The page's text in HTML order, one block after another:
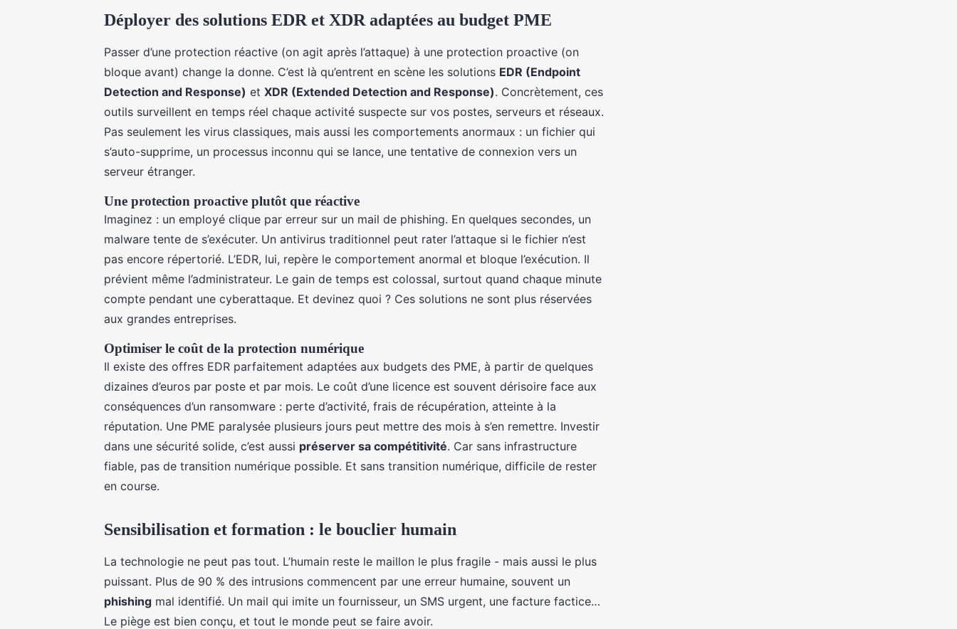
Déployer des solutions EDR et XDR adaptées au budget PME
Passer d’une protection réactive (on agit après l’attaque) à une protection proactive (on
bloque avant) change la donne. C’est là qu’entrent en scène les solutions EDR (Endpoint
Detection and Response) et XDR (Extended Detection and Response). Concrètement, ces
outils surveillent en temps réel chaque activité suspecte sur vos postes, serveurs et réseaux.
Pas seulement les virus classiques, mais aussi les comportements anormaux : un fichier qui
s’auto-supprime, un processus inconnu qui se lance, une tentative de connexion vers un
serveur étranger.
Une protection proactive plutôt que réactive
Imaginez : un employé clique par erreur sur un mail de phishing. En quelques secondes, un
malware tente de s’exécuter. Un antivirus traditionnel peut rater l’attaque si le fichier n’est
pas encore répertorié. L’EDR, lui, repère le comportement anormal et bloque l’exécution. Il
prévient même l’administrateur. Le gain de temps est colossal, surtout quand chaque minute
compte pendant une cyberattaque. Et devinez quoi ? Ces solutions ne sont plus réservées
aux grandes entreprises.
Optimiser le coût de la protection numérique
Il existe des offres EDR parfaitement adaptées aux budgets des PME, à partir de quelques
dizaines d’euros par poste et par mois. Le coût d’une licence est souvent dérisoire face aux
conséquences d’un ransomware : perte d’activité, frais de récupération, atteinte à la
réputation. Une PME paralysée plusieurs jours peut mettre des mois à s’en remettre. Investir
dans une sécurité solide, c’est aussi préserver sa compétitivité. Car sans infrastructure
fiable, pas de transition numérique possible. Et sans transition numérique, difficile de rester
en course.
Sensibilisation et formation : le bouclier humain
La technologie ne peut pas tout. L’humain reste le maillon le plus fragile - mais aussi le plus
puissant. Plus de 90 % des intrusions commencent par une erreur humaine, souvent un
phishing mal identifié. Un mail qui imite un fournisseur, un SMS urgent, une facture factice…
Le piège est bien conçu, et tout le monde peut se faire avoir.